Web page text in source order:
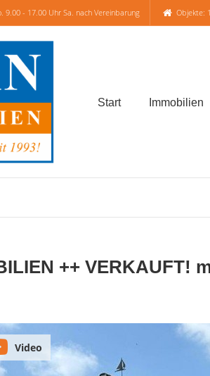
9.00 - 17.00 Uhr Sa. nach Vereinbarung Objekte:
Start Immobilien
++
Video